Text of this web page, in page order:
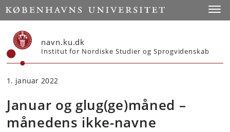
Start
navn.ku.dk
Institut for Nordiske Studier og Sprogvidenskab
1. januar 2022
Januar og glug(ge)måned –
månedens ikke-navne